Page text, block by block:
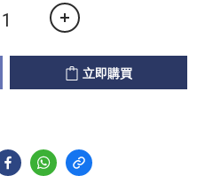
立即購買